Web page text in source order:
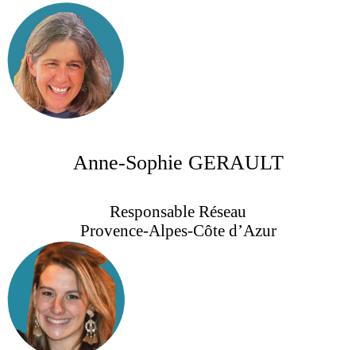
Anne-Sophie GERAULT
Responsable Réseau
Provence-Alpes-Côte d’Azur